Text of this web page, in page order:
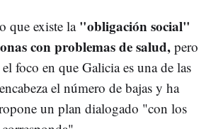
que existe la"obligación social"
con problemas de salud, pero
foco en que Galicia es una de las
el número de bajas y ha
un plan dialogado "con los